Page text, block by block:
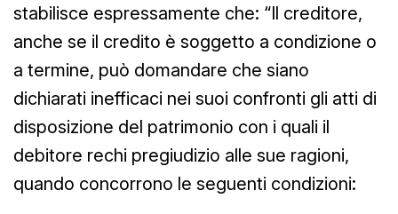
stabilisce espressamente che: “Il creditore,
anche se il credito è soggetto a condizione o
a termine, può domandare che siano
dichiarati inefficaci nei suoi confronti gli atti di
disposizione del patrimonio con i quali il
debitore rechi pregiudizio alle sue ragioni,
quando concorrono le seguenti condizioni: